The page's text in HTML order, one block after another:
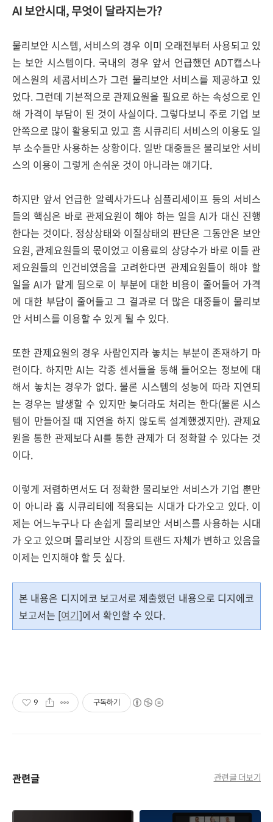
AI 보안시대, 무엇이 달라지는가?
물리보안 시스템, 서비스의 경우 이미 오래전부터 사용되고 있
는 보안 시스템이다. 국내의 경우 앞서 언급했던 ADT캡스나
에스원의 세콤서비스가 그런 물리보안 서비스를 제공하고 있
었다. 그런데 기본적으로 관제요원을 필요로 하는 속성으로 인
해 가격이 부담이 된 것이 사실이다. 그렇다보니 주로 기업 보
안쪽으로 많이 활용되고 있고 홈 시큐리티 서비스의 이용도 일
부 소수들만 사용하는 상황이다. 일반 대중들은 물리보안 서비
스의 이용이 그렇게 손쉬운 것이 아니라는 얘기다.
하지만 앞서 언급한 알렉사가드나 심플리세이프 등의 서비스
들의 핵심은 바로 관제요원이 해야 하는 일을 AI가 대신 진행
한다는 것이다. 정상상태와 이질상태의 판단은 그동안은 보안
요원, 관제요원들의 몫이었고 이용료의 상당수가 바로 이들 관
제요원들의 인건비였음을 고려한다면 관제요원들이 해야 할
일을 AI가 맡게 됨으로 이 부분에 대한 비용이 줄어들어 가격
에 대한 부담이 줄어들고 그 결과로 더 많은 대중들이 물리보
안 서비스를 이용할 수 있게 될 수 있다.
또한 관제요원의 경우 사람인지라 놓치는 부분이 존재하기 마
련이다. 하지만 AI는 각종 센서들을 통해 들어오는 정보에 대
해서 놓치는 경우가 없다. 물론 시스템의 성능에 따라 지연되
는 경우는 발생할 수 있지만 늦더라도 처리는 한다(물론 시스
템이 만들어질 때 지연을 하지 않도록 설계했겠지만). 관제요
원을 통한 관제보다 AI를 통한 관제가 더 정확할 수 있다는 것
이다.
이렇게 저렴하면서도 더 정확한 물리보안 서비스가 기업 뿐만
이 아니라 홈 시큐리티에 적용되는 시대가 다가오고 있다. 이
제는 어느누구나 다 손쉽게 물리보안 서비스를 사용하는 시대
가 오고 있으며 물리보안 시장의 트랜드 자체가 변하고 있음을
이제는 인지해야 할 듯 싶다.
본 내용은 디지에코 보고서로 제출했던 내용으로 디지에코
보고서는 [여기]에서 확인할 수 있다.
9 구독하기
관련글 관련글 더보기